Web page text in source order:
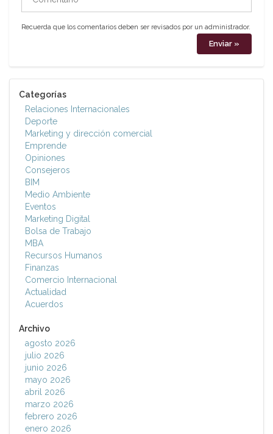
Recuerda que los comentarios deben ser revisados por un administrador.
Categorías
Relaciones Internacionales
Deporte
Marketing y dirección comercial
Emprende
Opiniones
Consejeros
BIM
Medio Ambiente
Eventos
Marketing Digital
Bolsa de Trabajo
MBA
Recursos Humanos
Finanzas
Comercio Internacional
Actualidad
Acuerdos
Archivo
agosto 2026
julio 2026
junio 2026
mayo 2026
abril 2026
marzo 2026
febrero 2026
enero 2026